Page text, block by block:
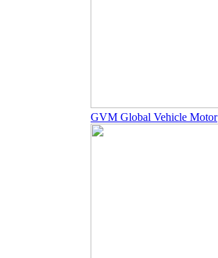
GVM Global Vehicle Motor